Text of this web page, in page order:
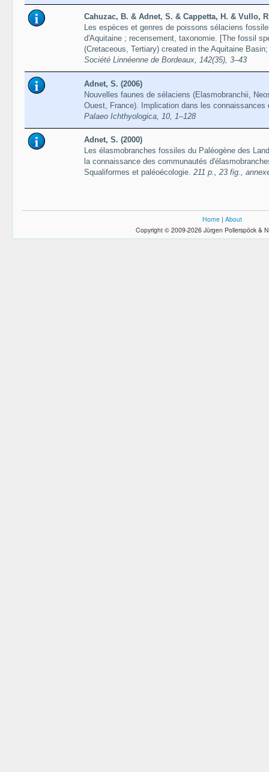
Cahuzac, B. & Adnet, S. & Cappetta, H. & Vullo,
Les espèces et genres de poissons sélaciens
d'Aquitaine ; recensement, taxonomie. [The fossil
(Cretaceous, Tertiary) created in the Aquitaine
Société Linnéenne de Bordeaux, 142(35), 3–43
Adnet, S. (2006)
Nouvelles faunes de sélaciens (Elasmobranchii,
Ouest, France). Implication dans les connaissances
Palaeo Ichthyologica, 10, 1–128
Adnet, S. (2000)
Les élasmobranches fossiles du Paléogène des
la connaissance des communautés
Squaliformes et paléoécologie. 211 p., 23 fig.,
Home | About
Copyright © 2009-2026 Jürgen Pollerspöck &